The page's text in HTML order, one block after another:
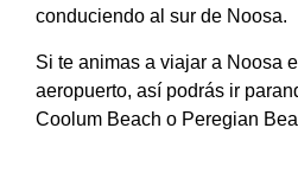
conduciendo al sur de Noosa.
Si te animas a viajar a Noosa
aeropuerto, así podrás ir
Coolum Beach o Peregian